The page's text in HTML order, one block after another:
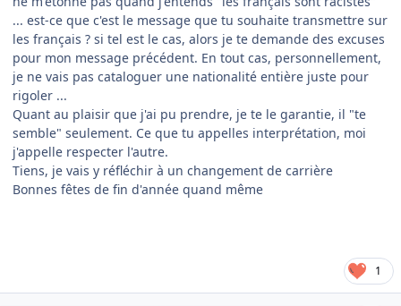
... est-ce que c'est le message que tu souhaite transmettre sur
les français ? si tel est le cas, alors je te demande des excuses
pour mon message précédent. En tout cas, personnellement,
je ne vais pas cataloguer une nationalité entière juste pour
rigoler ...
Quant au plaisir que j'ai pu prendre, je te le garantie, il "te
semble" seulement. Ce que tu appelles interprétation, moi
j'appelle respecter l'autre.
Tiens, je vais y réfléchir à un changement de carrière
Bonnes fêtes de fin d'année quand même
1